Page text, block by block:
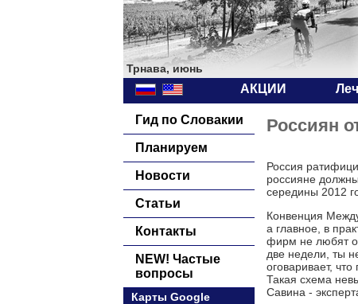
Трнава, июнь
АКЦИИ
Гид по Словакии
Планируем
Новости
Статьи
Контакты
NEW! Частые
вопросы
Карты Google
Россиян
Россия
россияне
середины 2012
Конвенция
а главное, в
фирм не любят
две недели, ты
оговаривает,
Такая схема
Савина -